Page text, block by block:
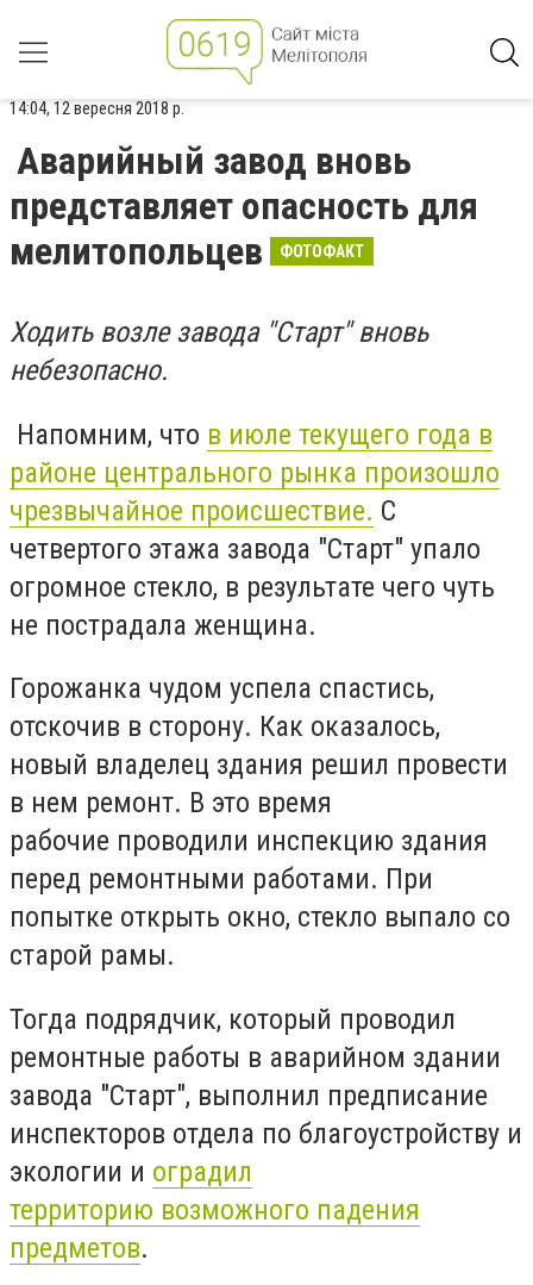
14:04, 12 вересня 2018 р.
Аварийный завод вновь
представляет опасность для
мелитопольцев
ФОТОФАКТ
Ходить возле завода "Старт" вновь
небезопасно.
Напомним, что в июле текущего года в
районе центрального рынка произошло
чрезвычайное происшествие. С
четвертого этажа завода "Старт" упало
огромное стекло, в результате чего чуть
не пострадала женщина.
Горожанка чудом успела спастись,
отскочив в сторону. Как оказалось,
новый владелец здания решил провести
в нем ремонт. В это время
рабочие проводили инспекцию здания
перед ремонтными работами. При
попытке открыть окно, стекло выпало со
старой рамы.
Тогда подрядчик, который проводил
ремонтные работы в аварийном здании
завода "Старт", выполнил предписание
инспекторов отдела по благоустройству и
экологии и оградил
территорию возможного падения
предметов.